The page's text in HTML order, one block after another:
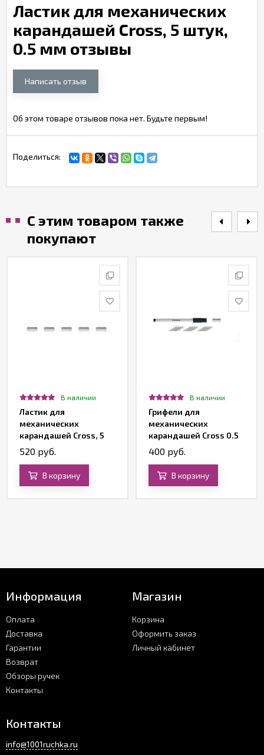
Ластик для механических
карандашей Cross, 5 штук,
0.5 мм отзывы
Написать отзыв
Об этом товаре отзывов пока нет. Будьте первым!
Поделиться:
С этим товаром также
покупают
В наличии
Ластик для
механических
карандашей Cross, 5
штук, 0.7 мм
520 руб.
В корзину
В наличии
Грифели для
механических
карандашей Cross 0.5
мм в кассете, 1 ластик
400 руб.
В корзину
Информация
Оплата
Доставка
Гарантии
Возврат
Обзоры ручек
Контакты
Магазин
Корзина
Оформить заказ
Личный кабинет
Контакты
info@1001ruchka.ru